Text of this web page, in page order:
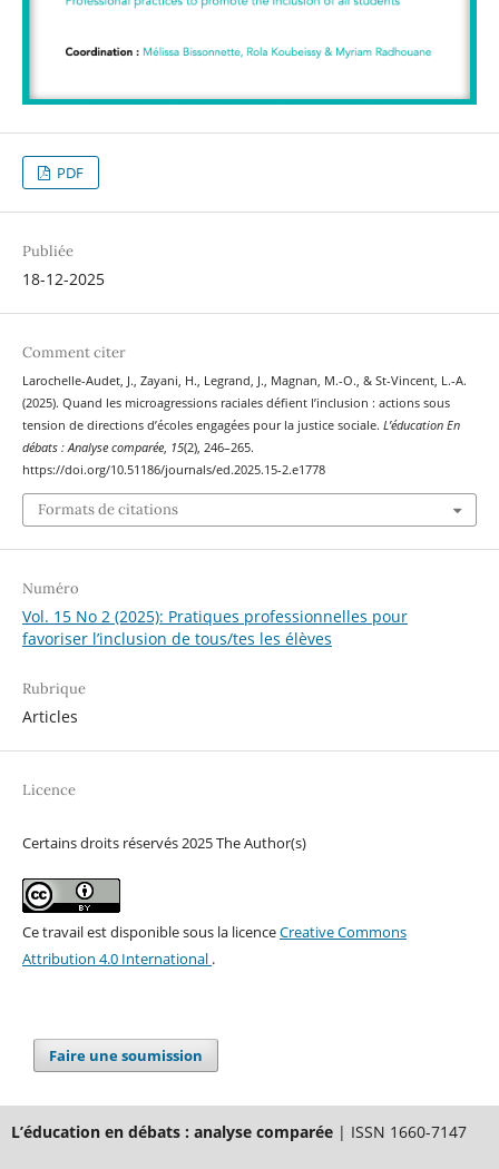
PDF
Publiée
18-12-2025
Comment citer
Larochelle-Audet, J., Zayani, H., Legrand, J., Magnan, M.-O., & St-Vincent, L.-A.
(2025). Quand les microagressions raciales défient l’inclusion : actions sous
tension de directions d’écoles engagées pour la justice sociale. L’éducation En
débats : Analyse comparée, 15(2), 246–265.
https://doi.org/10.51186/journals/ed.2025.15-2.e1778
Formats de citations
Numéro
Vol. 15 No 2 (2025): Pratiques professionnelles pour
favoriser l’inclusion de tous/tes les élèves
Rubrique
Articles
Licence
Certains droits réservés 2025 The Author(s)
Ce travail est disponible sous la licenceCreative Commons
Attribution 4.0 International .
Faire une soumission
L’éducation en débats : analyse comparée| ISSN 1660-7147